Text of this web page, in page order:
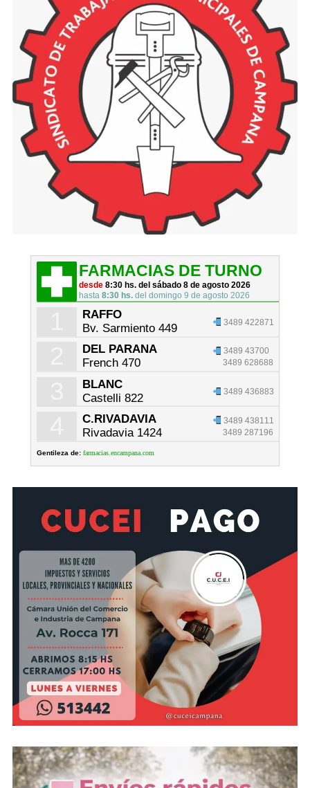
FARMACIAS DE TURNO
desde8:30 hs. del sábado 8 de agosto 2026
hasta8:30 hs. del domingo 9 de agosto 2026
RAFFO
Bv. Sarmiento 449
3489 422871
DEL PARANA
French 470
3489 43700
3489 628688
BLANC
Castelli 822
3489 436883
C.RIVADAVIA
Rivadavia 1424
3489 438111
3489 287196
Gentileza de: farmacias.encampana.com